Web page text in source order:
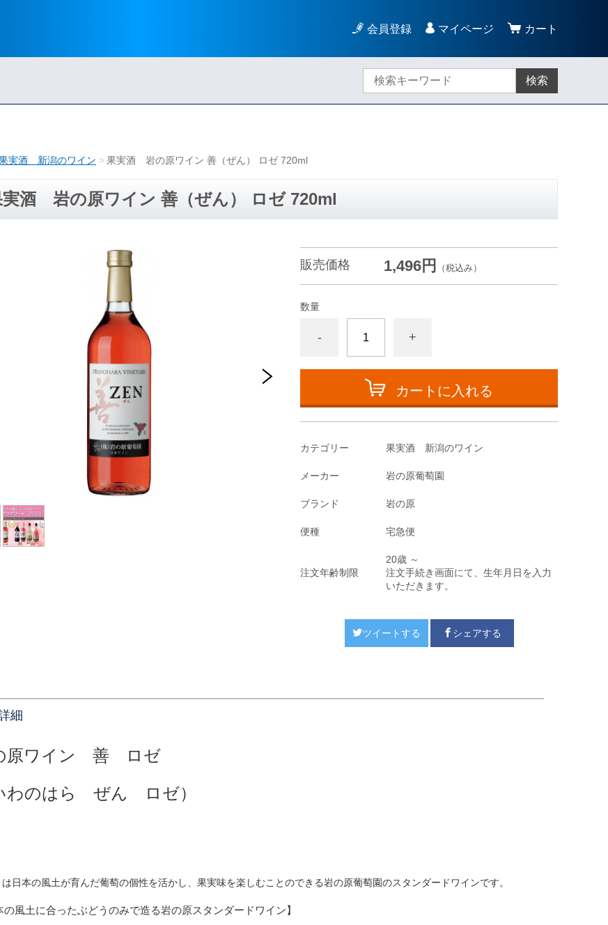
会員登録 マイページ カート
検索
実酒 新潟のワイン 果実酒 岩の原ワイン 善（ぜん） ロゼ 720ml
実酒 岩の原ワイン 善（ぜん） ロゼ 720ml
販売価格 1,496円 （税込み）
数量
- +
カートに入れる
カテゴリー 果実酒 新潟のワイン
メーカー 岩の原葡萄園
ブランド 岩の原
便種 宅急便
注文年齢制限
20歳 ～
注文手続き画面にて、生年月日を入力
いただきます。
ツイートする シェアする
細
原ワイン 善 ロゼ
わのはら ぜん ロゼ）
は日本の風土が育んだ葡萄の個性を活かし、果実味を楽しむことのできる岩の原葡萄園のスタンダードワインです。
の風土に合ったぶどうのみで造る岩の原スタンダードワイン】